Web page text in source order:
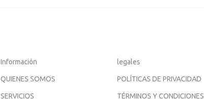
Información
QUIENES SOMOS
SERVICIOS
legales
POLÍTICAS DE PRIVACIDAD
TÉRMINOS Y CONDICIONES